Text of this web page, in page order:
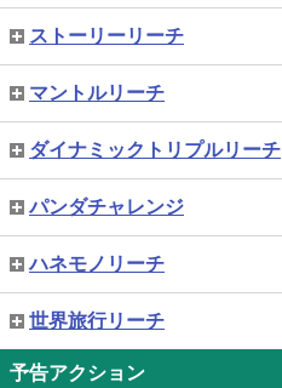
ストーリーリーチ
マントルリーチ
ダイナミックトリプルリーチ
パンダチャレンジ
ハネモノリーチ
世界旅行リーチ
予告アクション